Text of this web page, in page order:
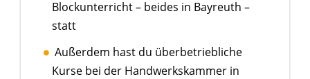
Blockunterricht – beides in Bayreuth –
statt
Außerdem hast du überbetriebliche
Kurse bei der Handwerkskammer in